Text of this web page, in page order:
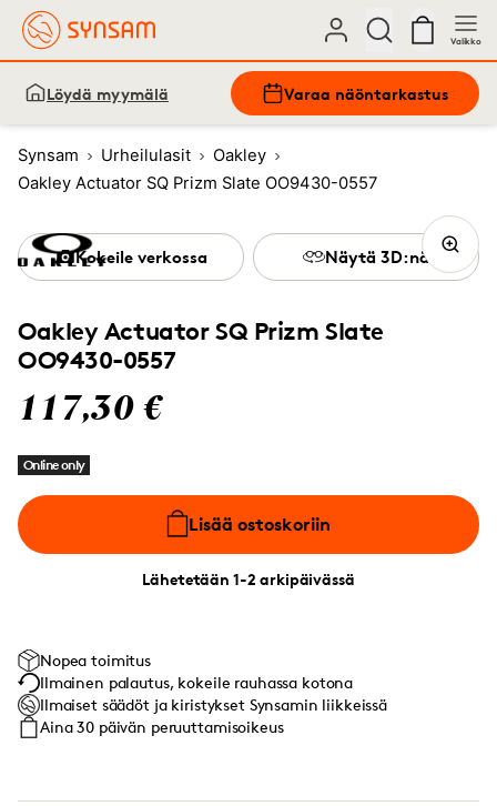
Valikko
Löydä myymälä Varaa näöntarkastus
Synsam Urheilulasit
Oakley
Oakley Actuator SQ Prizm Slate OO9430-0557
Oakley Actuator SQ Prizm Slate
OO9430-0557
117,30 €
Online only
Lisää ostoskoriin
Lähetetään 1-2 arkipäivässä
Kokeile verkossa Näytä 3D:nä
Nopea toimitus
Ilmainen palautus, kokeile rauhassa kotona
Ilmaiset säädöt ja kiristykset Synsamin liikkeissä
Aina 30 päivän peruuttamisoikeus